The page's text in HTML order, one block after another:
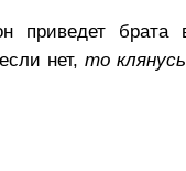
приведет брата
нет, то клянусь